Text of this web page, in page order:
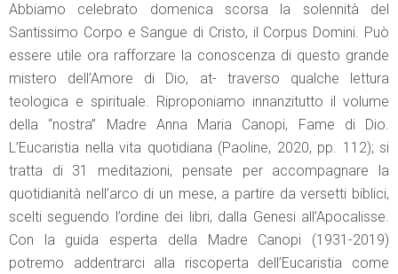
Abbiamo celebrato domenica scorsa la solennità del
Santissimo Corpo e Sangue di Cristo, il Corpus Domini. Può
essere utile ora rafforzare la conoscenza di questo grande
mistero dell’Amore di Dio, at- traverso qualche lettura
teologica e spirituale. Riproponiamo innanzitutto il volume
della “nostra” Madre Anna Maria Canopi, Fame di Dio.
L’Eucaristia nella vita quotidiana (Paoline, 2020, pp. 112); si
tratta di 31 meditazioni, pensate per accompagnare la
quotidianità nell’arco di un mese, a partire da versetti biblici,
scelti seguendo l’ordine dei libri, dalla Genesi all’Apocalisse.
Con la guida esperta della Madre Canopi (1931-2019)
potremo addentrarci alla riscoperta dell’Eucaristia come